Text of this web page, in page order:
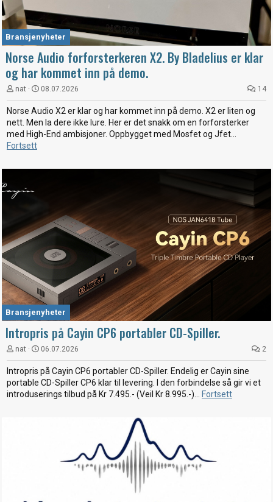
Bransjenyheter
Norse Audio forforsterkeren X2. By Bladelius er klar
og har kommet inn på demo.
nat 08.07.2026 14
Norse Audio X2 er klar og har kommet inn på demo. X2 er liten og
nett. Men la dere ikke lure. Her er det snakk om en forforsterker
med High-End ambisjoner. Oppbygget med Mosfet og Jfet...
Fortsett
Bransjenyheter
Intropris på Cayin CP6 portabler CD-Spiller.
nat 06.07.2026 2
Intropris på Cayin CP6 portabler CD-Spiller. Endelig er Cayin sine
portable CD-Spiller CP6 klar til levering. I den forbindelse så gir vi et
introduserings tilbud på Kr 7.495.- (Veil Kr 8.995.-)... Fortsett